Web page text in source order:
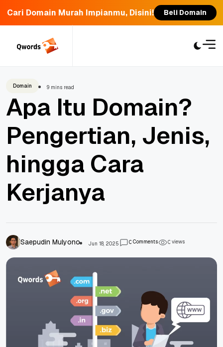
Cari Domain Murah Impianmu, Disini! Beli Domain
Domain 9 mins read
Apa Itu Domain?
Pengertian, Jenis,
hingga Cara
Kerjanya
Saepudin Mulyono Jun 18, 2025 0Comments 0views